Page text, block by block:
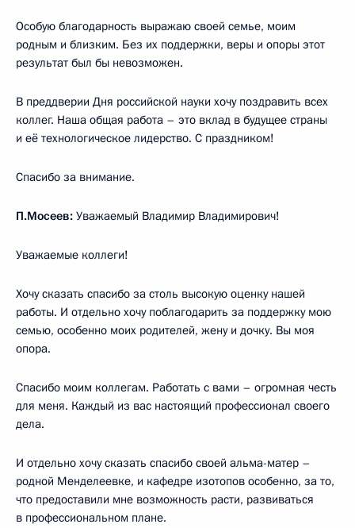
Особую благодарность выражаю своей семье, моим
родным и близким. Без их поддержки, веры и опоры этот
результат был бы невозможен.
В преддверии Дня российской науки хочу поздравить всех
коллег. Наша общая работа – это вклад в будущее страны
и её технологическое лидерство. С праздником!
Спасибо за внимание.
П.Мосеев: Уважаемый Владимир Владимирович!
Уважаемые коллеги!
Хочу сказать спасибо за столь высокую оценку нашей
работы. И отдельно хочу поблагодарить за поддержку мою
семью, особенно моих родителей, жену и дочку. Вы моя
опора.
Спасибо моим коллегам. Работать с вами – огромная честь
для меня. Каждый из вас настоящий профессионал своего
дела.
И отдельно хочу сказать спасибо своей альма-матер –
родной Менделеевке, и кафедре изотопов особенно, за то,
что предоставили мне возможность расти, развиваться
в профессиональном плане.